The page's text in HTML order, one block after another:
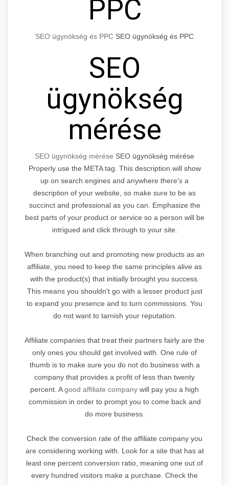
PPC
SEO ügynökség és PPC SEO ügynökség és PPC
SEO
ügynökség
mérése
SEO ügynökség mérése SEO ügynökség mérése
Properly use the META tag. This description will show
up on search engines and anywhere there's a
description of your website, so make sure to be as
succinct and professional as you can. Emphasize the
best parts of your product or service so a person will be
intrigued and click through to your site.
When branching out and promoting new products as an
affiliate, you need to keep the same principles alive as
with the product(s) that initially brought you success.
This means you shouldn't go with a lesser product just
to expand you presence and to turn commissions. You
do not want to tarnish your reputation.
Affiliate companies that treat their partners fairly are the
only ones you should get involved with. One rule of
thumb is to make sure you do not do business with a
company that provides a profit of less than twenty
percent. Agood affiliate company will pay you a high
commission in order to prompt you to come back and
do more business.
Check the conversion rate of the affiliate company you
are considering working with. Look for a site that has at
least one percent conversion ratio, meaning one out of
every hundred visitors make a purchase. Check the